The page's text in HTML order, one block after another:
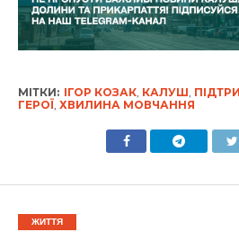
МІТКИ: ІГОР КОЗАК, КАЛУШ,
ГЕРОЇ, ХВИЛИНА МОВЧАННЯ
ЖИТТЯ